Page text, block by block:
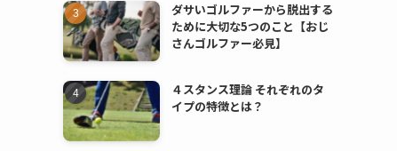
ダサいゴルファーから脱出する
ために大切な5つのこと【おじ
さんゴルファー必見】
４スタンス理論 それぞれのタ
イプの特徴とは？